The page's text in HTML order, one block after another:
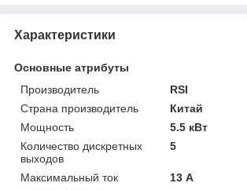
Характеристики
Основные атрибуты
Производитель
RSI
Страна производитель
Китай
Мощность
5.5 кВт
Количество дискретных
выходов
5
Максимальный ток
13 А